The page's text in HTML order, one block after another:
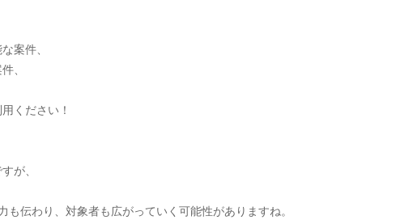
案件、
、
ください！
が、
も伝わり、対象者も広がっていく可能性がありますね。